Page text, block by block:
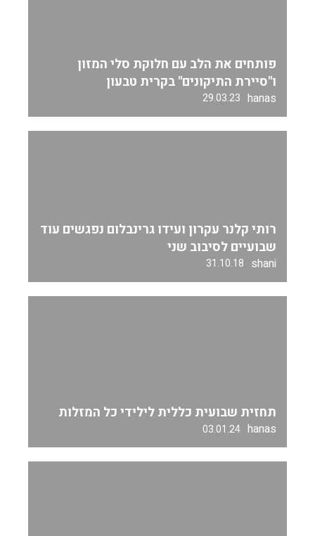
פותחים את הלב עם חלוקת סלי המזון
ו"סיירת התיקונים" בקרית טבעון
hanas
29.03.23
רותי קלנר עקרון ועידו גרינבלום נפגשים עוד
שבועיים לסיבוב שני
shani
31.10.18
תחזית שבועית כללית לילידי כל המזלות
hanas
03.01.24